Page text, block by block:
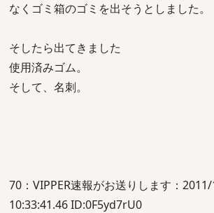
なくゴミ箱のゴミを出そうとしました。
そしたら出てきました
使用済みゴム。
そして、名刺。
70：VIPPER速報がお送りします：
10:33:41.46 ID:0F5yd7rU0